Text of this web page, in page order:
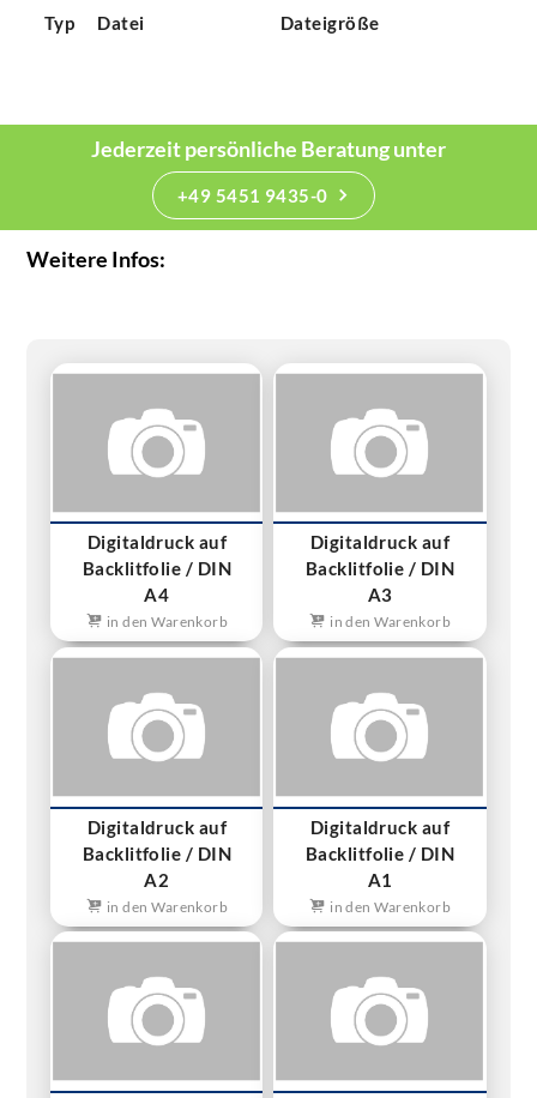
Typ Datei Dateigröße
Jederzeit persönliche Beratung unter
+49 5451 9435-0
Weitere Infos:
Digitaldruck auf
Backlitfolie / DIN
A4
in den Warenkorb
Digitaldruck auf
Backlitfolie / DIN
A3
in den Warenkorb
Digitaldruck auf
Backlitfolie / DIN
A2
in den Warenkorb
Digitaldruck auf
Backlitfolie / DIN
A1
in den Warenkorb